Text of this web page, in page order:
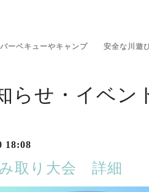
ベキューやキャンプ 安全な川遊
らせ・イベン
18:08
取り大会 詳細